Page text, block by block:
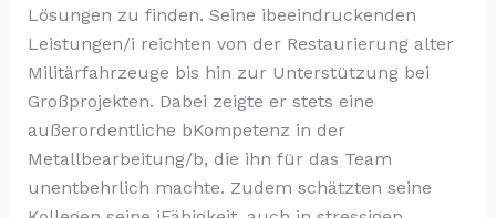
Lösungen zu finden. Seine ibeeindruckenden
Leistungen/i reichten von der Restaurierung alter
Militärfahrzeuge bis hin zur Unterstützung bei
Großprojekten. Dabei zeigte er stets eine
außerordentliche bKompetenz in der
Metallbearbeitung/b, die ihn für das Team
unentbehrlich machte. Zudem schätzten seine